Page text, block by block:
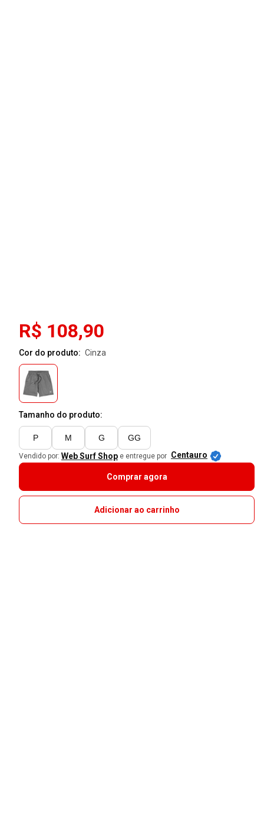
R$ 108,90
Cor do produto: cinza
Tamanho do produto:
P M G GG
Vendido por: Web Surf Shop e entregue por Centauro
Comprar agora
Adicionar ao carrinho